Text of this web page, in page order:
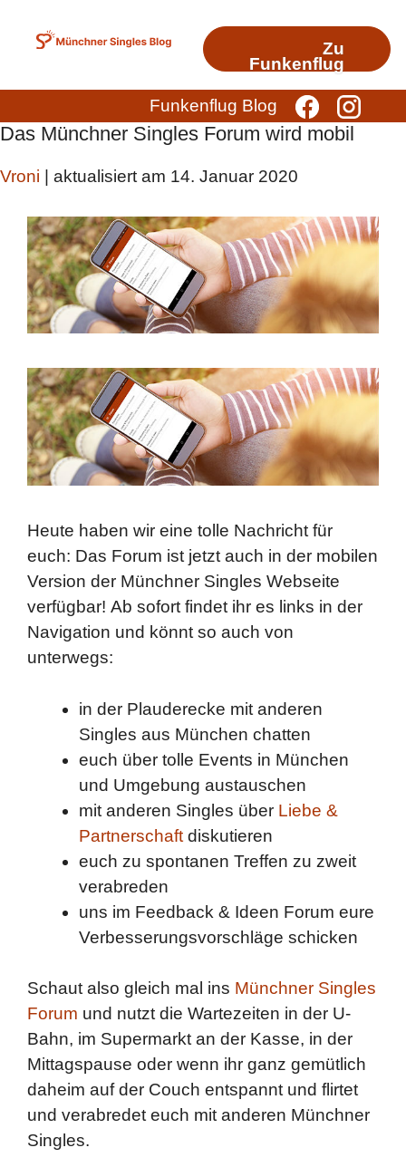
Inhalt
Zu
Funkenflug
Funkenflug Blog
Das Münchner Singles Forum wird mobil
Vroni | aktualisiert am 14. Januar 2020
Heute haben wir eine tolle Nachricht für
euch: Das Forum ist jetzt auch in der mobilen
Version der Münchner Singles Webseite
verfügbar! Ab sofort findet ihr es links in der
Navigation und könnt so auch von
unterwegs:
in der Plauderecke mit anderen
Singles aus München chatten
euch über tolle Events in München
und Umgebung austauschen
mit anderen Singles über Liebe &
Partnerschaft diskutieren
euch zu spontanen Treffen zu zweit
verabreden
uns im Feedback & Ideen Forum eure
Verbesserungsvorschläge schicken
Schaut also gleich mal ins Münchner Singles
Forum und nutzt die Wartezeiten in der U-
Bahn, im Supermarkt an der Kasse, in der
Mittagspause oder wenn ihr ganz gemütlich
daheim auf der Couch entspannt und flirtet
und verabredet euch mit anderen Münchner
Singles.